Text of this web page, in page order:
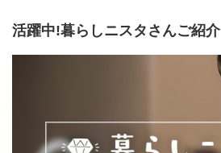
活躍中!暮らしニスタさんご紹介